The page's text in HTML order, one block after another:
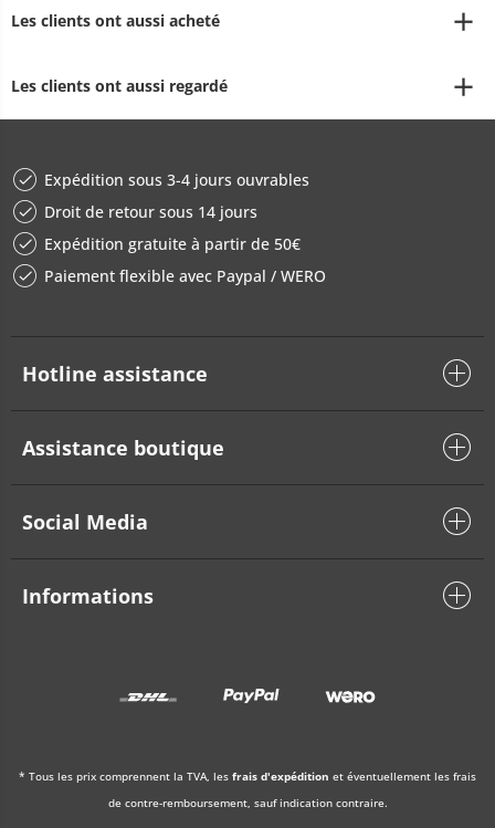
Les clients ont aussi acheté
Les clients ont aussi regardé
Expédition sous 3-4 jours ouvrables
Droit de retour sous 14 jours
Expédition gratuite à partir de 50€
Paiement flexible avec Paypal / WERO
Hotline assistance
Assistance boutique
Social Media
Informations
* Tous les prix comprennent la TVA, les frais d'expédition et éventuellement les frais
de contre-remboursement, sauf indication contraire.